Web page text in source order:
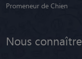
Promeneur de Chien
Nous connaître